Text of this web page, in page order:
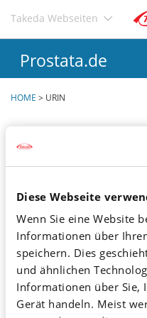
Diese Webseite
Wenn Sie eine Website
Informationen über
speichern. Dies
und ähnlichen
Informationen über Sie,
Gerät handeln. Meist
Direkt
Inhalt
Takeda Webseiten
Prostata.de
HOME > URIN
Weiterlesen
Hämaturie
Blutbeimengung zum